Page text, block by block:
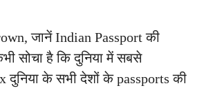
जानें Indian Passport की
सोचा है कि दुनिया में सबसे
के सभी देशों के passports की